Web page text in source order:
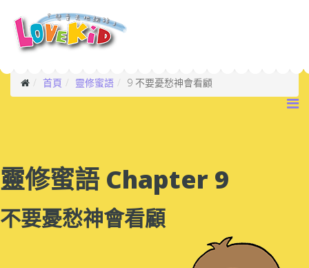
首頁 靈修蜜語 9 不要憂愁神會看顧
靈修蜜語 Chapter 9
不要憂愁神會看顧